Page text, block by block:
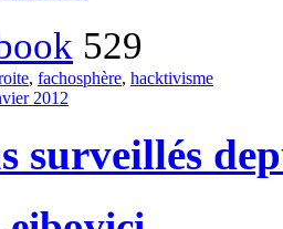
529
, fachosphère, hacktivisme
2012
surveillés